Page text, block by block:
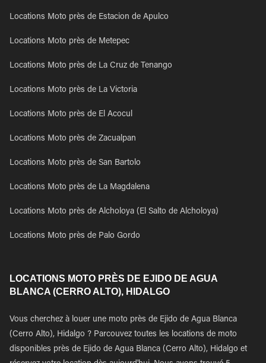
Locations Moto près de Estacion de Apulco
Locations Moto près de Metepec
Locations Moto près de La Cruz de Tenango
Locations Moto près de La Victoria
Locations Moto près de El Acocul
Locations Moto près de Zacualpan
Locations Moto près de San Bartolo
Locations Moto près de La Magdalena
Locations Moto près de Alcholoya (El Salto de Alcholoya)
Locations Moto près de Palo Gordo
LOCATIONS MOTO PRÈS DE EJIDO DE AGUA
BLANCA (CERRO ALTO), HIDALGO
Vous cherchez à louer une moto près de Ejido de Agua Blanca
(Cerro Alto), Hidalgo ? Parcouvez toutes les locations de moto
disponibles près de Ejido de Agua Blanca (Cerro Alto), Hidalgo et